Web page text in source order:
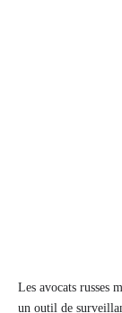
Les avocats russes
un outil de